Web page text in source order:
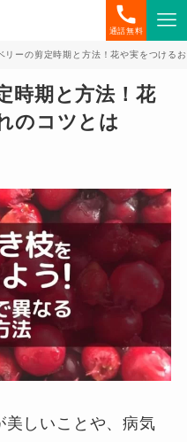
通話無料
リーの剪定時期と方法！花や実をつける
時期と方法！花
のコツとは
美しいことや、病気